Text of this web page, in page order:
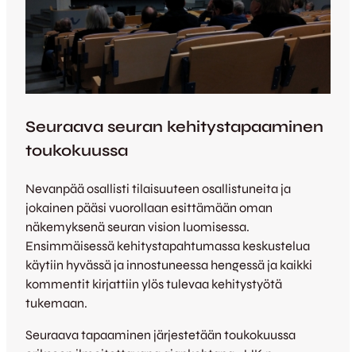
Seuraava seuran kehitystapaaminen
toukokuussa
Nevanpää osallisti tilaisuuteen osallistuneita ja
jokainen pääsi vuorollaan esittämään oman
näkemyksenä seuran vision luomisessa.
Ensimmäisessä kehitystapahtumassa keskustelua
käytiin hyvässä ja innostuneessa hengessä ja kaikki
kommentit kirjattiin ylös tulevaa kehitystyötä
tukemaan.
Seuraava tapaaminen järjestetään toukokuussa